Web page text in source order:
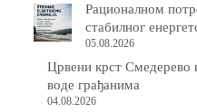
Рационалном
стабилног
05.08.2026
Црвени крст Смедерево
воде грађанима
04.08.2026